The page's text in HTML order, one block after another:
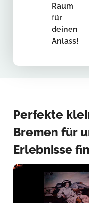
Raum
für
deinen
Anlass!
Perfekte
Bremen für
Erlebnisse